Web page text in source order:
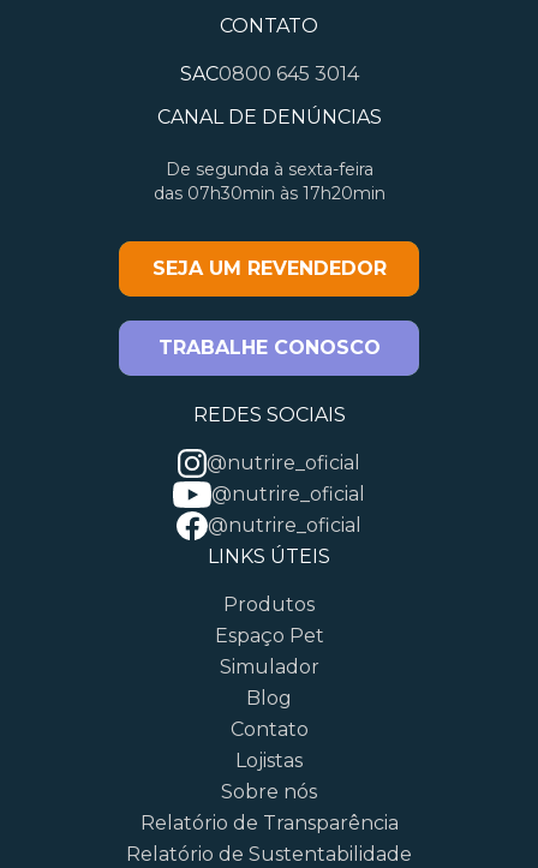
CONTATO
SAC0800 645 3014
CANAL DE DENÚNCIAS
De segunda à sexta-feira
das 07h30min às 17h20min
SEJA UM REVENDEDOR
TRABALHE CONOSCO
REDES SOCIAIS
@nutrire_oficial
@nutrire_oficial
@nutrire_oficial
LINKS ÚTEIS
Produtos
Espaço Pet
Simulador
Blog
Contato
Lojistas
Sobre nós
Relatório de Transparência
Relatório de Sustentabilidade